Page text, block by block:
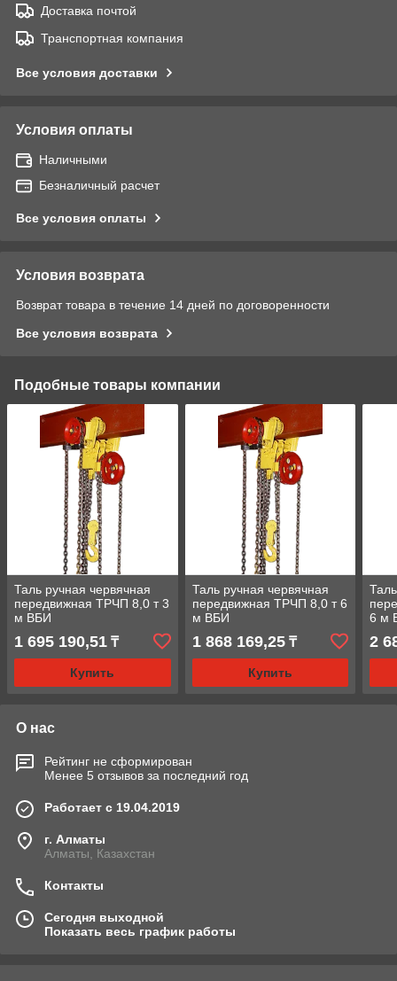
Доставка почтой
Транспортная компания
Все условия доставки
Условия оплаты
Наличными
Безналичный расчет
Все условия оплаты
Условия возврата
Возврат товара в течение 14 дней по договоренности
Все условия возврата
Подобные товары компании
Таль ручная червячная
передвижная ТРЧП 8,0 т 3
м ВБИ
1 695 190,51 ₸
Купить
Таль ручная червячная
передвижная ТРЧП 8,0 т 6
м ВБИ
1 868 169,25₸
Купить
6 м
2
О нас
Рейтинг не сформирован
Менее 5 отзывов за последний год
Работает с 19.04.2019
г. Алматы
Алматы, Казахстан
Контакты
Сегодня выходной
Показать весь график работы